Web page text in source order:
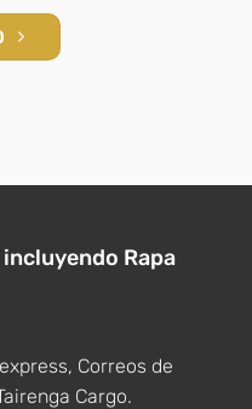
Rapa
Correos de
Cargo.